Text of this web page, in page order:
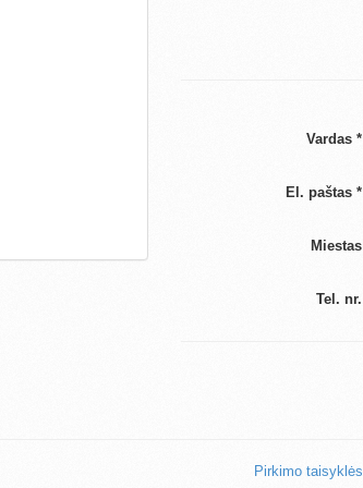
Vardas *
El. paštas *
Miestas
Tel. nr.
Pirkimo taisyklės